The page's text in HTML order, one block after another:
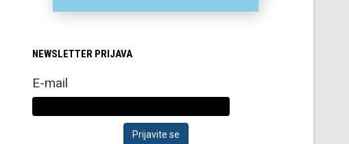
NEWSLETTER PRIJAVA
E-mail